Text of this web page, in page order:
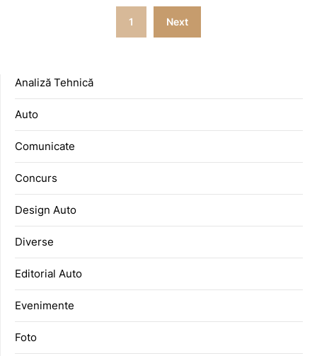
1 Next
Analiză Tehnică
Auto
Comunicate
Concurs
Design Auto
Diverse
Editorial Auto
Evenimente
Foto